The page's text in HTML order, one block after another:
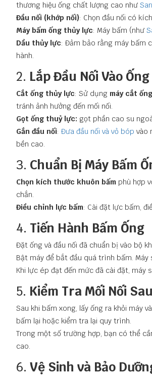
thương hiệu ống chất lượng cao như
Đầu nối (khớp nối): Chọn đầu nối có
Máy bấm ống thủy lực: Máy bấm (như
Dầu thủy lực: Đảm bảo rằng máy bấm
hành.
2. Lắp Đầu Nối Vào
Cắt ống thủy lực: Sử dụng máy cắt
tránh ảnh hưởng đến mối nối.
Gọt ống thuỷ lực: gọt phần cao su
Gắn đầu nối: Đưa đầu nối và vỏ bóp vào
bền cao.
3. Chuẩn Bị Máy Bấm
Chọn kích thước khuôn bấm phù hợp
chắn.
Điều chỉnh lực bấm: Cài đặt lực bấm,
4. Tiến Hành Bấm Ống
Đặt ống và đầu nối đã chuẩn bị vào bộ
Bật máy để bắt đầu quá trình bấm.
Khi lực ép đạt đến mức đã cài đặt, máy
5. Kiểm Tra Mối Nối
Sau khi bấm xong, lấy ống ra khỏi máy và
bấm lại hoặc kiểm tra lại quy trình.
Trong một số trường hợp, bạn có thể
cao.
6. Vệ Sinh và Bảo